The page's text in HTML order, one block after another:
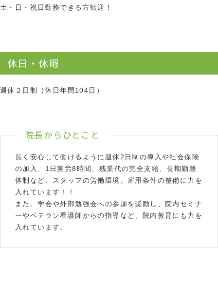
土・日・祝日勤務できる方歓迎！
休日・休暇
週休２日制（休日年間104日）
院長からひとこと
長く安心して働けるように週休2日制の導入や社会保険
の加入、1日実労8時間、残業代の完全支給、長期勤務
体制など、スタッフの労働環境。雇用条件の整備に力を
入れています！！
また、学会や外部勉強会への参加を奨励し、院内セミナ
ーやベテラン看護師からの指導など、院内教育にも力を
入れています。